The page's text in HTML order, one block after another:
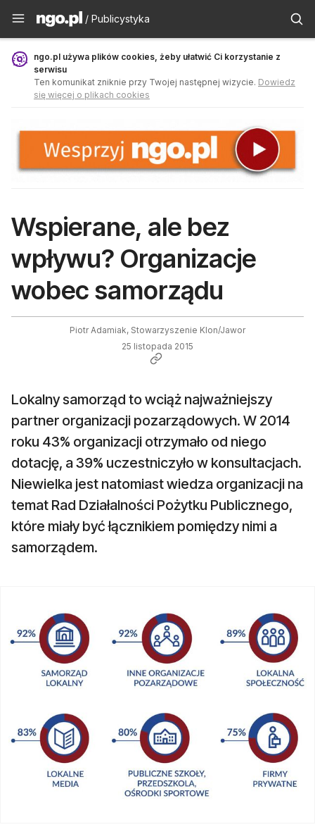
Publicystyka - ngo.pl
/ Publicystyka
ngo.pl używa plików cookies, żeby ułatwić Ci korzystanie z
serwisu
Ten komunikat zniknie przy Twojej następnej wizycie. Dowiedz
się więcej o plikach cookies
Wspierane, ale bez
wpływu? Organizacje
wobec samorządu
Piotr Adamiak, Stowarzyszenie Klon/Jawor
25 listopada 2015
Lokalny samorząd to wciąż najważniejszy
partner organizacji pozarządowych. W 2014
roku 43% organizacji otrzymało od niego
dotację, a 39% uczestniczyło w konsultacjach.
Niewielka jest natomiast wiedza organizacji na
temat Rad Działalności Pożytku Publicznego,
które miały być łącznikiem pomiędzy nimi a
samorządem.